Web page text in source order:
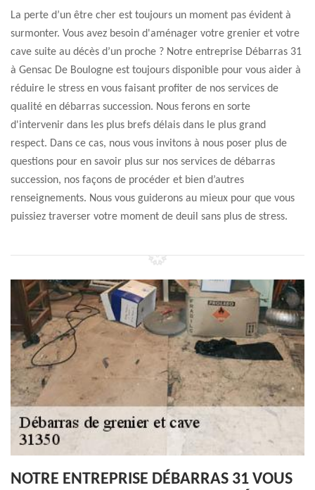
La perte d’un être cher est toujours un moment pas évident à
surmonter. Vous avez besoin d'aménager votre grenier et votre
cave suite au décès d’un proche ? Notre entreprise Débarras 31
à Gensac De Boulogne est toujours disponible pour vous aider à
réduire le stress en vous faisant profiter de nos services de
qualité en débarras succession. Nous ferons en sorte
d'intervenir dans les plus brefs délais dans le plus grand
respect. Dans ce cas, nous vous invitons à nous poser plus de
questions pour en savoir plus sur nos services de débarras
succession, nos façons de procéder et bien d’autres
renseignements. Nous vous guiderons au mieux pour que vous
puissiez traverser votre moment de deuil sans plus de stress.
NOTRE ENTREPRISE DÉBARRAS 31 VOUS